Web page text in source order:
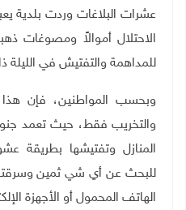
عشرات البلاغات وردت بلدية
الاحتلال أموالاً ومصوغات
للمداهمة والتفتيش في الليلة
وبحسب المواطنين، فإن هذا
والتخريب فقط، حيث تعمد
المنازل وتفتيشها بطريقة
للبحث عن أي شي ثمين
الهاتف المحمول أو الأجهزة